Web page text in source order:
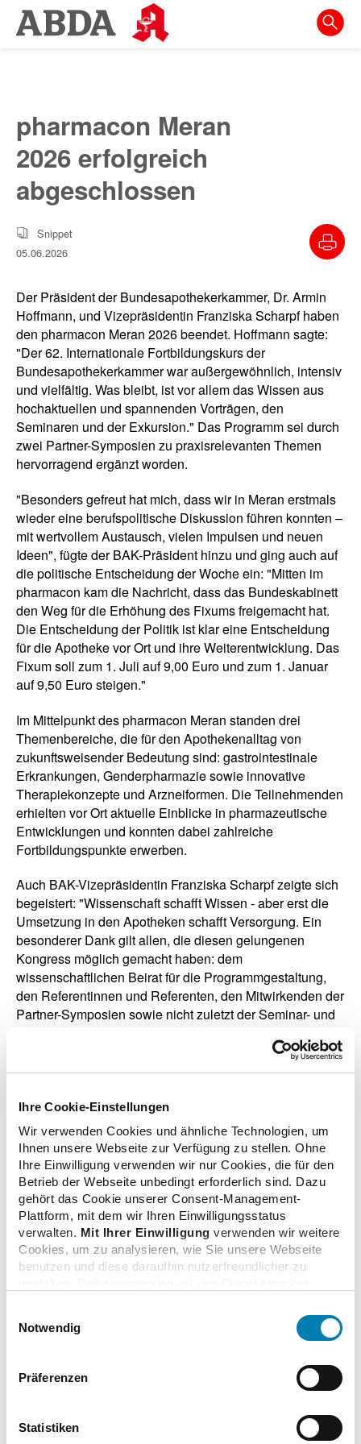
Ihre Cookie-Einstellungen
Wir verwenden Cookies und ähnliche Technologien, um
Ihnen unsere Webseite zur Verfügung zu stellen. Ohne
Ihre Einwilligung verwenden wir nur Cookies, die für den
Betrieb der Webseite unbedingt erforderlich sind. Dazu
gehört das Cookie unserer Consent-Management-
Plattform, mit dem wir Ihren Einwilligungsstatus
verwalten. Mit Ihrer Einwilligung verwenden wir weitere
Cookies, um zu analysieren, wie Sie unsere Webseite
benutzen und diese daraufhin nutzerfreundlicher zu
Adresse und Ihr Surfverhalten verarbeitet. Mit einem
Klick auf „Cookies zulassen“ stimmen Sie der
erforderlichen Cookies zu. Über die Schaltfläche „Nur
notwendige Cookies verwenden“ können Sie die nicht
unteren Regler Ihre persönlichen Bedürfnisse individuell
einstellen. Sie können Ihre Einwilligung jederzeit mit
Notwendig
Präferenzen
Statistiken
Springe
direkt
zur
Meta-
Navigation
zum
Inhalt
zur
pharmacon Meran
2026 erfolgreich
abgeschlossen
Snippet
05.06.2026
Der Präsident der Bundesapothekerkammer, Dr. Armin
Hoffmann, und Vizepräsidentin Franziska Scharpf haben
den pharmacon Meran 2026 beendet. Hoffmann sagte:
"Der 62. Internationale Fortbildungskurs der
Bundesapothekerkammer war außergewöhnlich, intensiv
und vielfältig. Was bleibt, ist vor allem das Wissen aus
hochaktuellen und spannenden Vorträgen, den
Seminaren und der Exkursion." Das Programm sei durch
zwei Partner-Symposien zu praxisrelevanten Themen
hervorragend ergänzt worden.
"Besonders gefreut hat mich, dass wir in Meran erstmals
wieder eine berufspolitische Diskussion führen konnten –
mit wertvollem Austausch, vielen Impulsen und neuen
Ideen", fügte der BAK-Präsident hinzu und ging auch auf
die politische Entscheidung der Woche ein: "Mitten im
pharmacon kam die Nachricht, dass das Bundeskabinett
den Weg für die Erhöhung des Fixums freigemacht hat.
Die Entscheidung der Politik ist klar eine Entscheidung
für die Apotheke vor Ort und ihre Weiterentwicklung. Das
Fixum soll zum 1. Juli auf 9,00 Euro und zum 1. Januar
auf 9,50 Euro steigen."
Im Mittelpunkt des pharmacon Meran standen drei
Themenbereiche, die für den Apothekenalltag von
zukunftsweisender Bedeutung sind: gastrointestinale
Erkrankungen, Genderpharmazie sowie innovative
Therapiekonzepte und Arzneiformen. Die Teilnehmenden
erhielten vor Ort aktuelle Einblicke in pharmazeutische
Entwicklungen und konnten dabei zahlreiche
Fortbildungspunkte erwerben.
Auch BAK-Vizepräsidentin Franziska Scharpf zeigte sich
begeistert: "Wissenschaft schafft Wissen - aber erst die
Umsetzung in den Apotheken schafft Versorgung. Ein
besonderer Dank gilt allen, die diesen gelungenen
Kongress möglich gemacht haben: dem
wissenschaftlichen Beirat für die Programmgestaltung,
den Referentinnen und Referenten, den Mitwirkenden der
Partner-Symposien sowie nicht zuletzt der Seminar- und
Die nächsten Internationalen Pharmazeutischen
in Schladming und vom 23. bis 28. Mai 2027 in Meran
statt.
zurück zur Übersicht
pharmacon: BAK-Vorstand diskutiert über